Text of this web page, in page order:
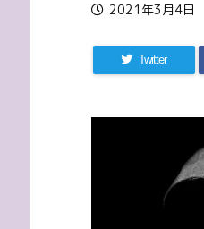
2021年3月4日
Twitter